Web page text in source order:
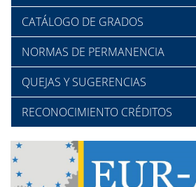
CATÁLOGO DE GRADOS
NORMAS DE PERMANENCIA
QUEJAS Y SUGERENCIAS
RECONOCIMIENTO CRÉDITOS